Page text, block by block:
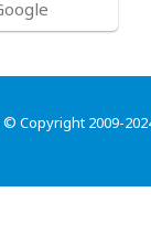
Copyright 2009-